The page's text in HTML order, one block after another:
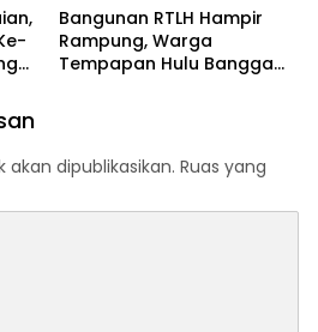
Bangunan RTLH Hampir
Rampung, Warga
Tempapan Hulu Bangga
dipublikasikan. Ruas yang